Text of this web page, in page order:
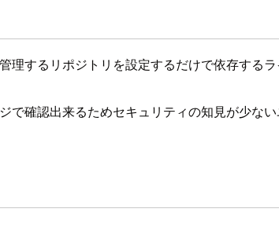
するリポジトリを設定するだけで依存する
確認出来るためセキュリティの知見が少ない